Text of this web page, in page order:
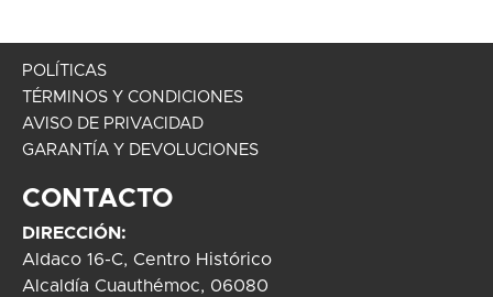
POLÍTICAS
TÉRMINOS Y CONDICIONES
AVISO DE PRIVACIDAD
GARANTÍA Y DEVOLUCIONES
CONTACTO
DIRECCIÓN:
Aldaco 16-C, Centro Histórico
Alcaldía Cuauthémoc, 06080